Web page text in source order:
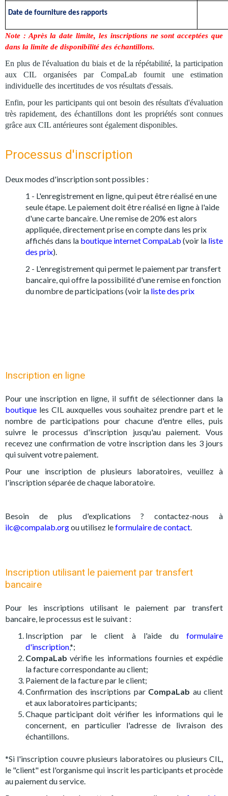
Date de fourniture des rapports
Note : Après la date limite, les inscriptions ne sont acceptées que
dans la limite de disponibilité des échantillons.
En plus de l'évaluation du biais et de la répétabilité, la participation
aux CIL organisées par CompaLab fournit une estimation
individuelle des incertitudes de vos résultats d'essais.
Enfin, pour les participants qui ont besoin des résultats d'évaluation
très rapidement, des échantillons dont les propriétés sont connues
grâce aux CIL antérieures sont également disponibles.
Processus d'inscription
Deux modes d'inscription sont possibles :
1 - L'enregistrement en ligne, qui peut être réalisé en une
seule étape. Le paiement doit être réalisé en ligne à l'aide
d'une carte bancaire. Une remise de 20% est alors
appliquée, directement prise en compte dans les prix
affichés dans la boutique internet CompaLab (voir la liste
des prix).
2 - L'enregistrement qui permet le paiement par transfert
bancaire, qui offre la possibilité d'une remise en fonction
du nombre de participations (voir la liste des prix
Inscription en ligne
Pour une inscription en ligne, il suffit de sélectionner dans la
boutique les CIL auxquelles vous souhaitez prendre part et le
nombre de participations pour chacune d'entre elles, puis
suivre le processus d'inscription jusqu'au paiement. Vous
recevez une confirmation de votre inscription dans les 3 jours
qui suivent votre paiement.
Pour une inscription de plusieurs laboratoires, veuillez à
l'inscription séparée de chaque laboratoire.
Besoin de plus d'explications ? contactez-nous à
ilc@compalab.orgou utilisez leformulaire de contact.
Inscription utilisant le paiement par transfert
bancaire
Pour les inscriptions utilisant le paiement par transfert
bancaire, le processus est le suivant :
Inscription par le client à l'aide du formulaire
d'inscription*;
CompaLabvérifie les informations fournies et expédie
la facture correspondante au client;
Paiement de la facture par le client;
Confirmation des inscriptions par CompaLab au client
et aux laboratoires participants;
Chaque participant doit vérifier les informations qui le
concernent, en particulier l'adresse de livraison des
échantillons.
*Si l'inscription couvre plusieurs laboratoires ou plusieurs CIL,
le "client" est l'organisme qui inscrit les participants et procède
au paiement du service.